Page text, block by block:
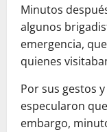
Minutos
algunos
emergencia,
quienes
Por sus gestos
especularon
embargo,